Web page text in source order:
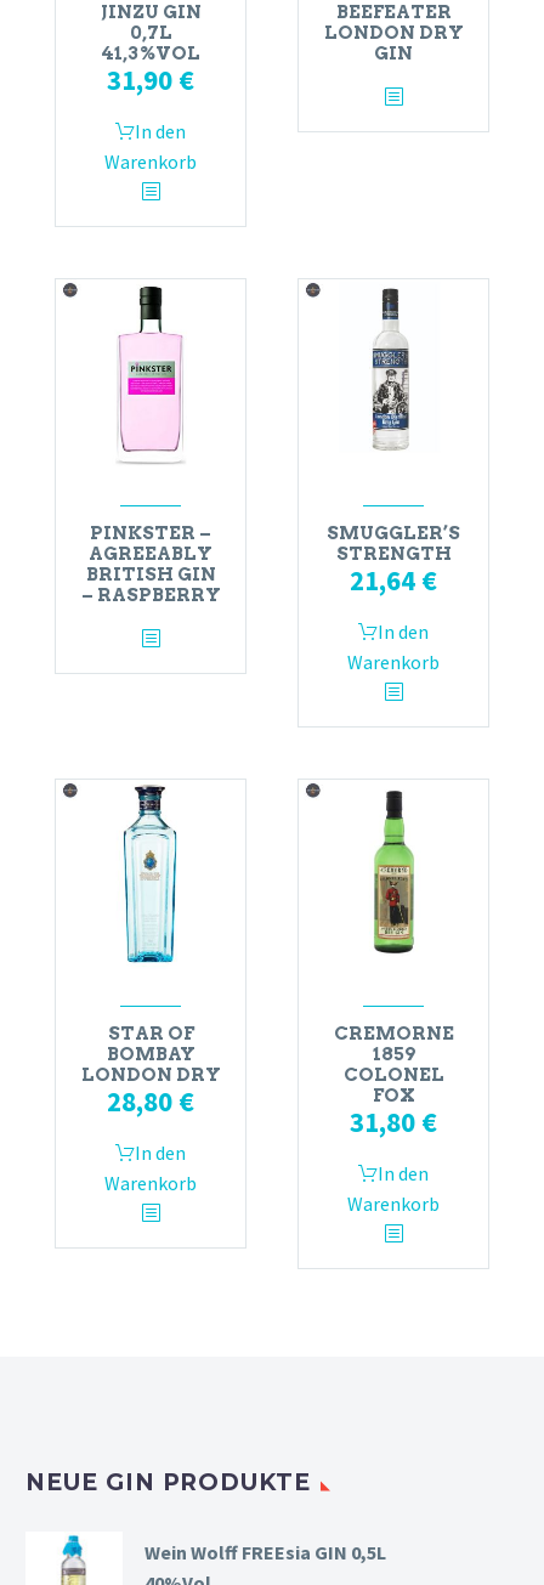
JINZU GIN
0,7L
41,3%VOL
31,90 €
In den
Warenkorb
BEEFEATER
LONDON DRY
GIN
PINKSTER –
AGREEABLY
BRITISH GIN
– RASPBERRY
SMUGGLER’S
STRENGTH
21,64 €
In den
Warenkorb
STAR OF
BOMBAY
LONDON DRY
28,80 €
In den
Warenkorb
CREMORNE
1859
COLONEL
FOX
31,80 €
In den
Warenkorb
NEUE GIN PRODUKTE
Wein Wolff FREEsia GIN 0,5L